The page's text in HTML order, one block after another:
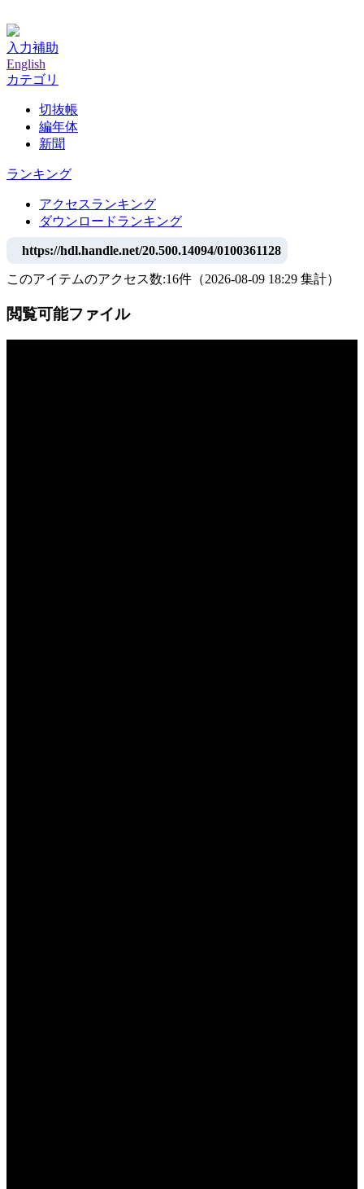
入力補助
English
カテゴリ
切抜帳
編年体
新聞
ランキング
アクセスランキング
ダウンロードランキング
https://hdl.handle.net/20.500.14094/0100361128
このアイテムのアクセス数:16件 （2026-08-09 18:29 集計）
閲覧可能ファイル